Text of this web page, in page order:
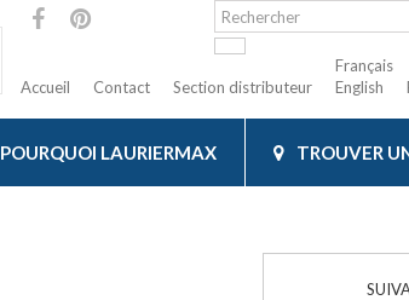
Accueil
Contact Section distributeur
Français
English
POURQUOI LAURIERMAX TROUVER